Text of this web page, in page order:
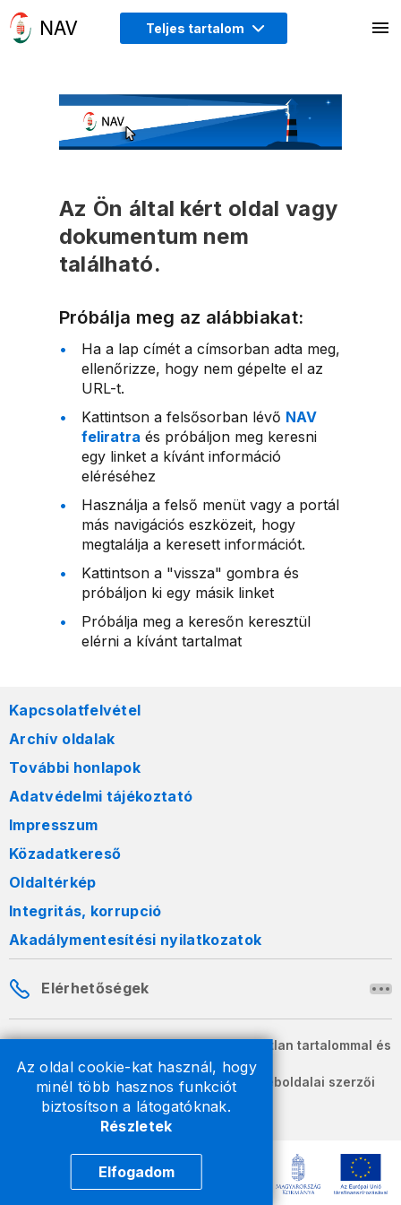
Az oldal cookie-kat használ, hogy
minél több hasznos funkciót
biztosítson a látogatóknak.
Részletek
Elfogadom
Teljes tartalom
Az Ön által kért oldal vagy
dokumentum nem
található.
Próbálja meg az alábbiakat:
Ha a lap címét a címsorban adta meg,
ellenőrizze, hogy nem gépelte el az
URL-t.
Kattintson a felsősorban lévő NAV
feliratra és próbáljon meg keresni
egy linket a kívánt információ
eléréséhez
Használja a felső menüt vagy a portál
más navigációs eszközeit, hogy
megtalálja a keresett információt.
Kattintson a "vissza" gombra és
próbáljon ki egy másik linket
Próbálja meg a keresőn keresztül
elérni a kívánt tartalmat
Kapcsolatfelvétel
Archív oldalak
További honlapok
Adatvédelmi tájékoztató
Impresszum
Közadatkereső
Oldaltérkép
Integritás, korrupció
Akadálymentesítési nyilatkozatok
Elérhetőségek
A honlapon szereplő információk változatlan tartalommal és
formában szabadon terjeszthetők.
2026 © A Nemzeti Adó- és Vámhivatal weboldalai szerzői
jogvédelem alatt állnak.